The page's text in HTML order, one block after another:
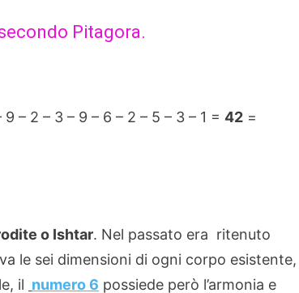
Pitagora.
– 2 – 3 – 9 – 6 – 2 – 5 – 3 – 1 = 42 =
o Ishtar. Nel passato era ritenuto
le sei dimensioni di ogni corpo esistente,
il numero 6 possiede però l’armonia e